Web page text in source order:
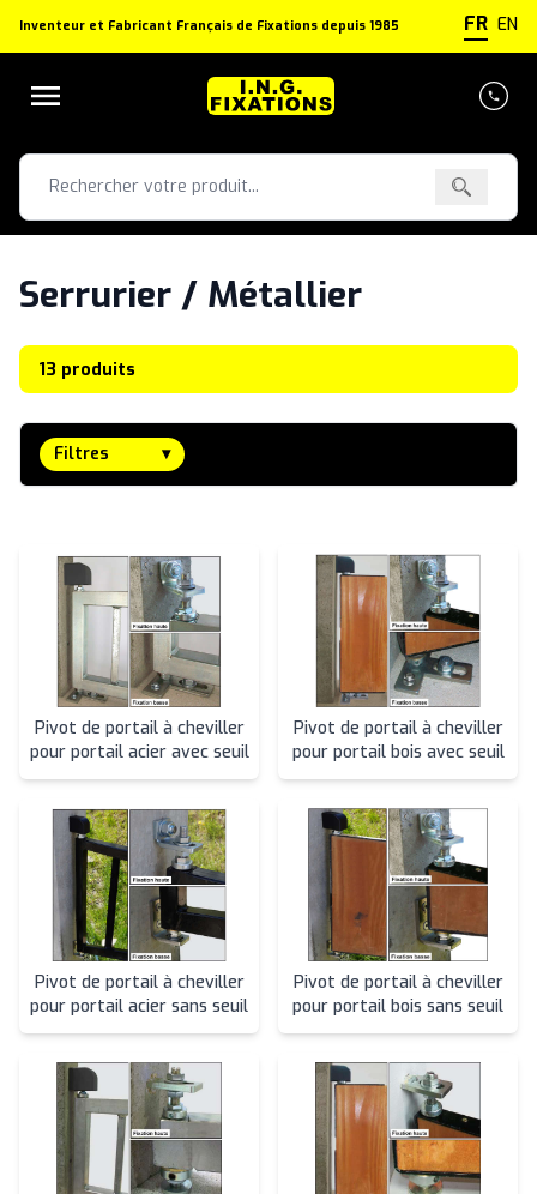
Inventeur et Fabricant Français de Fixations depuis 1985 FR EN
Serrurier / Métallier
13 produits
Filtres ▾
Pivot de portail à cheviller
pour portail acier avec seuil
Pivot de portail à cheviller
pour portail bois avec seuil
Pivot de portail à cheviller
pour portail acier sans seuil
Pivot de portail à cheviller
pour portail bois sans seuil